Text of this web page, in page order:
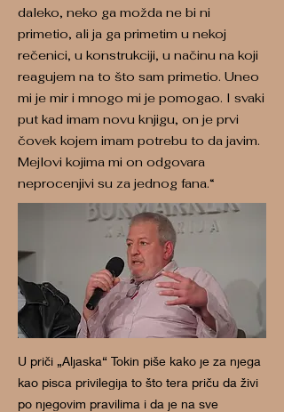
daleko, neko ga možda ne bi ni
primetio, ali ja ga primetim u nekoj
rečenici, u konstrukciji, u načinu na koji
reagujem na to što sam primetio. Uneo
mi je mir i mnogo mi je pomogao. I svaki
put kad imam novu knjigu, on je prvi
čovek kojem imam potrebu to da javim.
Mejlovi kojima mi on odgovara
neprocenjivi su za jednog fana.“
U priči „Aljaska“ Tokin piše kako je za njega
kao pisca privilegija to što tera priču da živi
po njegovim pravilima i da je na sve